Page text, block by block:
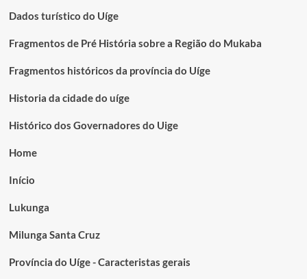
Dados turístico do Uíge
Fragmentos de Pré História sobre a Região do Mukaba
Fragmentos históricos da província do Uíge
Historia da cidade do uíge
Histórico dos Governadores do Uige
Home
Início
Lukunga
Milunga Santa Cruz
Província do Uíge - Caracteristas gerais